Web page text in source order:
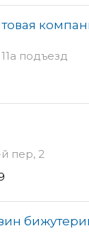
подъезд
пер, 2